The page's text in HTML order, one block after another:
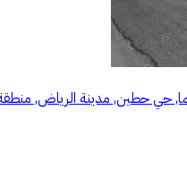
حي حطين, مدينة الرياض,